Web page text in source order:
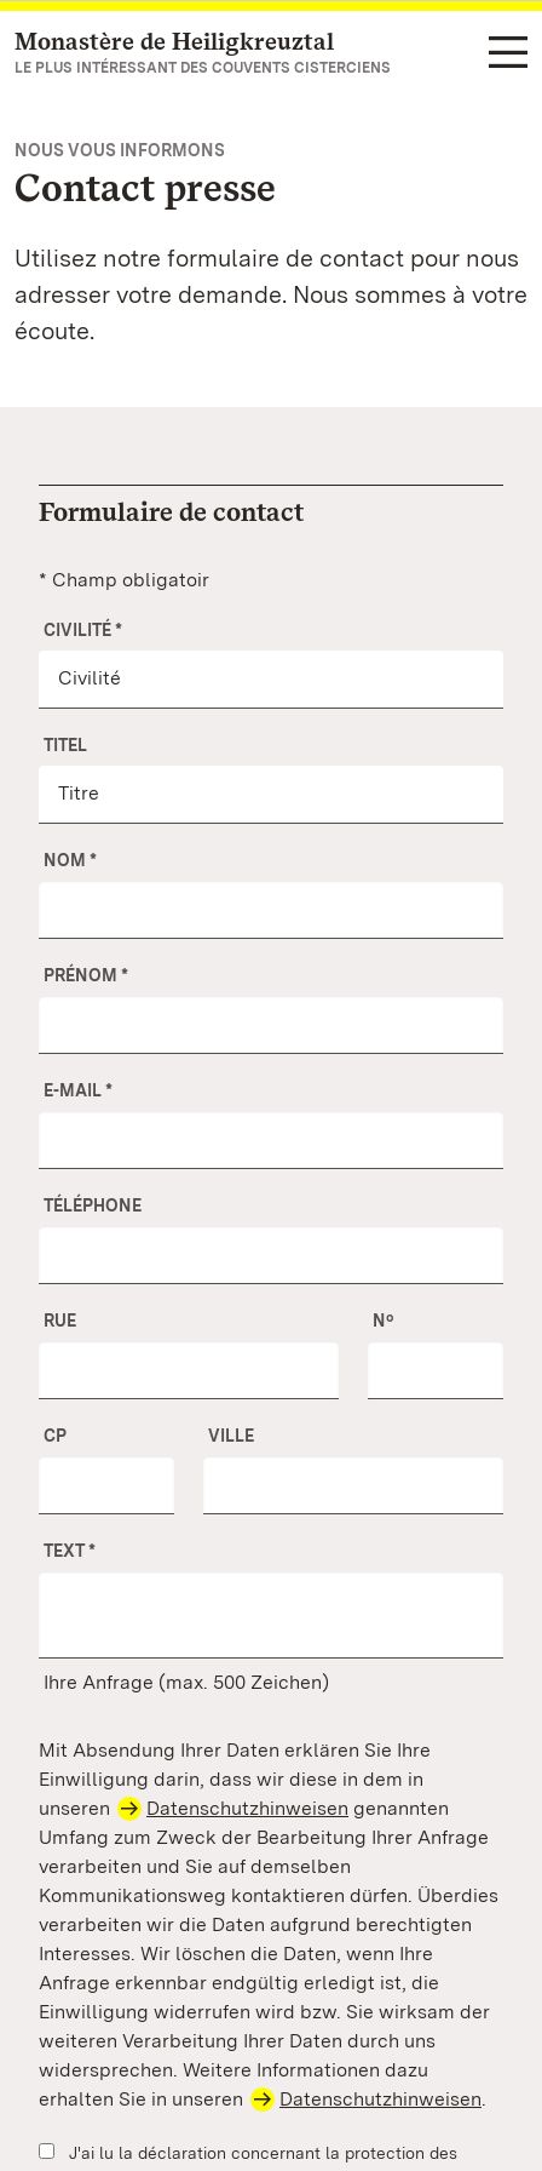
Vers la page d’accueil
Monastère de Heiligkreuztal
LE PLUS INTÉRESSANT DES COUVENTS CISTERCIENS
NOUS VOUS INFORMONS
Contact presse
Utilisez notre formulaire de contact pour nous
adresser votre demande. Nous sommes à votre
écoute.
Formulaire de contact
* Champ obligatoir
CIVILITÉ*
TITEL
NOM *
PRÉNOM *
E-MAIL*
TÉLÉPHONE
RUE Nº
CP VILLE
TEXT*
Ihre Anfrage (max. 500 Zeichen)
Mit Absendung Ihrer Daten erklären Sie Ihre
Einwilligung darin, dass wir diese in dem in
unseren
Datenschutzhinweisen genannten
Umfang zum Zweck der Bearbeitung Ihrer Anfrage
verarbeiten und Sie auf demselben
Kommunikationsweg kontaktieren dürfen. Überdies
verarbeiten wir die Daten aufgrund berechtigten
Interesses. Wir löschen die Daten, wenn Ihre
Anfrage erkennbar endgültig erledigt ist, die
Einwilligung widerrufen wird bzw. Sie wirksam der
weiteren Verarbeitung Ihrer Daten durch uns
widersprechen. Weitere Informationen dazu
erhalten Sie in unseren
Datenschutzhinweisen.
J'ai lu la déclaration concernant la protection des